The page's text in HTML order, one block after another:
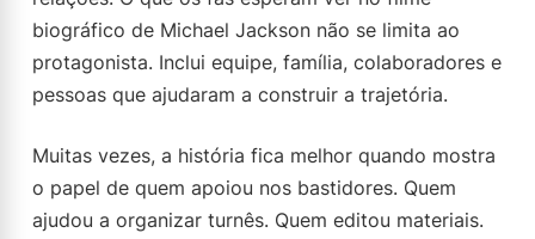
biográfico de Michael Jackson não se limita ao
protagonista. Inclui equipe, família, colaboradores e
pessoas que ajudaram a construir a trajetória.
Muitas vezes, a história fica melhor quando mostra
o papel de quem apoiou nos bastidores. Quem
ajudou a organizar turnês. Quem editou materiais.